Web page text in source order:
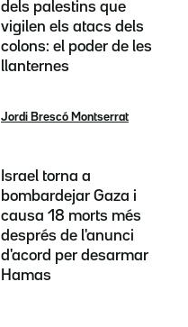
dels palestins que
vigilen els atacs dels
colons: el poder de les
llanternes
Jordi Brescó Montserrat
Israel torna a
bombardejar Gaza i
causa 18 morts més
després de l'anunci
d'acord per desarmar
Hamas